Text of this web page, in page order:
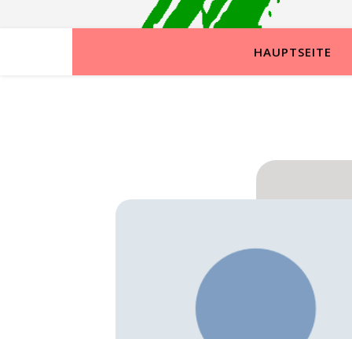
HAUPTSEITE